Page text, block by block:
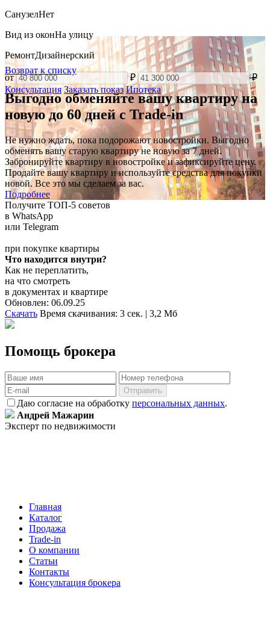
СанузелНет
Вид из оконНа улицу
РемонтДизайнерский
от ₽
₽
Консультация Заказать показ Ипотека
Возврат к списку
Выгодно обменяйте вашу квартиру на
новую до 60 дней с Trade-in
Не нужно ждать, пока подорожают новостройки. Выгодно
обменять вашу старую квартиру не новую за 7 дней.
Забронируйте квартиру в новостройке и зафиксируйте цену.
Продайте вашу квартиру и используйте средства для покупки
новой. Все это мы сделаем за вас.
Подробнее
Получите ТОП-5 советов
в WhatsApp
или Telegram
при покупке квартиры
Что находится внутри?
Как не переплатить,
на что смотреть
в документах и квартире
Обновлен: 06.09.25
Скачать Время скачивания: 3 сек. | 3,2 Мб
Помощь брокера
Отправить
Даю согласие на обработку персональных данных.
Андрей Мажарин
Эксперт по недвижимости
Главная
Каталог
Продажа
Trade-in
О компании
Статьи
Контакты
Консультация брокера